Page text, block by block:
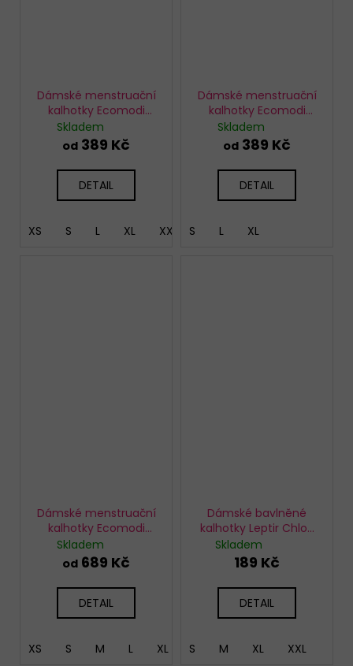
Dámské menstruační
kalhotky Ecomodi
vysoké černé
Skladem
od 389 Kč
DETAIL
XS S L XL XXL
Dámské menstruační
kalhotky Ecomodi
klasické černé
Skladem
od 389 Kč
DETAIL
S L XL
Dámské menstruační
kalhotky Ecomodi
extra vysoké černé
Skladem
od 689 Kč
DETAIL
XS S M L XL XXXL
Dámské bavlněné
kalhotky Leptir Chloe
černé
Skladem
189 Kč
DETAIL
S M XL XXL